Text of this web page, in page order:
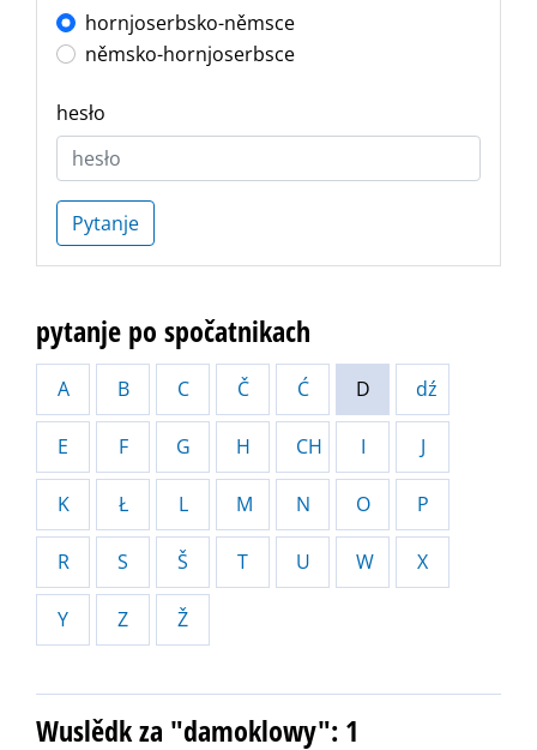
hornjoserbsko-němsce
němsko-hornjoserbsce
hesło
Pytanje
pytanje po spočatnikach
A B C Č Ć D dź
E F G H CH I J
K Ł L M N O P
R S Š T U W X
Y Z Ž
Wuslědk za "damoklowy": 1